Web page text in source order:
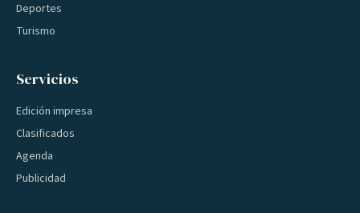
Deportes
Turismo
Servicios
Edición impresa
Clasificados
Agenda
Publicidad